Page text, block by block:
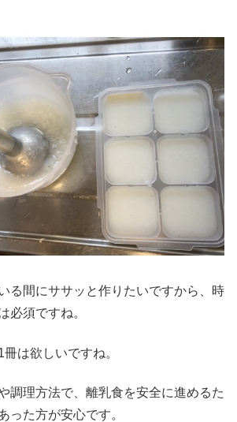
る間にササッと作りたいですから、時
必須ですね。
は欲しいですね。
調理方法で、離乳食を安全に進めるた
った方が安心です。